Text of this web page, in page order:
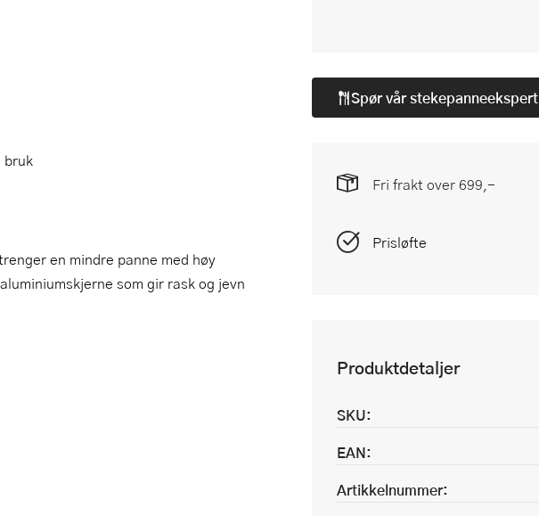
bruk
en mindre panne med høy
som gir rask og jevn
Spør vårstekepanneekspert
Fri frakt over 699,-
Prisløfte
Produktdetaljer
SKU:
EAN:
Artikkelnummer: